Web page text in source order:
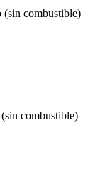
(sin combustible)
combustible)